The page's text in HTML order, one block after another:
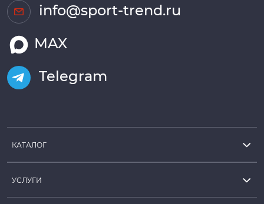
info@sport-trend.ru
MAX
Telegram
КАТАЛОГ
УСЛУГИ